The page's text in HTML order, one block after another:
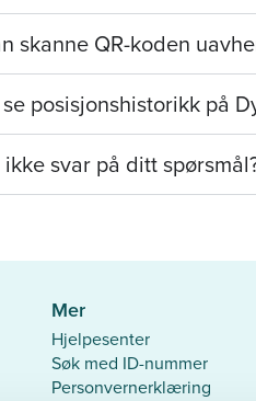
skanne QR-koden
posisjonshistorikk på
svar på ditt
Mer
Hjelpesenter
Søk med ID-nummer
Personvernerklæring